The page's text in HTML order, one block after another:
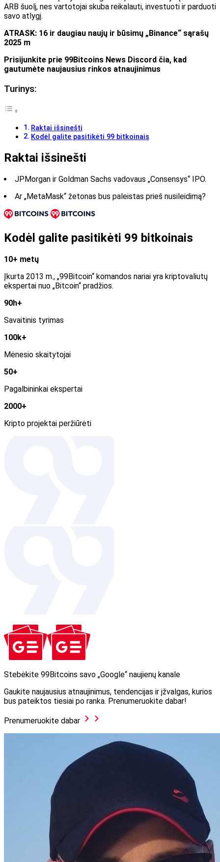
ARB šuolį, nes vartotojai skuba reikalauti, investuoti ir parduoti
savo atlygį.
ATRASK: 16 ir daugiau naujų ir būsimų „Binance“ sąrašų
2025 m
Prisijunkite prie 99Bitcoins News Discord čia, kad
gautumėte naujausius rinkos atnaujinimus
Turinys:
Raktai išsinešti
Kodėl galite pasitikėti 99 bitkoinais
Raktai išsinešti
JPMorgan ir Goldman Sachs vadovaus „Consensys“ IPO.
Ar „MetaMask“ žetonas bus paleistas prieš nusileidimą?
Kodėl galite pasitikėti 99 bitkoinais
10+ metų
Įkurta 2013 m., „99Bitcoin“ komandos nariai yra kriptovaliutų
ekspertai nuo „Bitcoin“ pradžios.
90h+
Savaitinis tyrimas
100k+
Mėnesio skaitytojai
50+
Pagalbininkai ekspertai
2000+
Kripto projektai peržiūrėti
Stebėkite 99Bitcoins savo „Google“ naujienų kanale
Gaukite naujausius atnaujinimus, tendencijas ir įžvalgas, kurios
bus pateiktos tiesiai po ranka. Prenumeruokite dabar!
Prenumeruokite dabar